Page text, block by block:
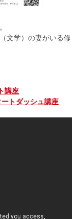
文学）の妻がいる修
講座
トダッシュ講座